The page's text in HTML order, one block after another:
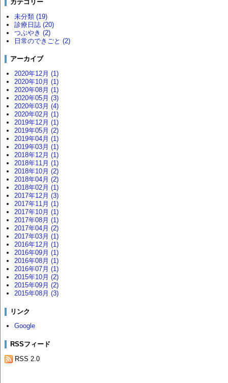
カテゴリー
未分類 (19)
診療日誌 (20)
つぶやき (2)
日常のできごと (2)
アーカイブ
2020年12月 (1)
2020年10月 (1)
2020年08月 (1)
2020年05月 (3)
2020年03月 (4)
2020年02月 (1)
2019年12月 (1)
2019年05月 (2)
2019年04月 (1)
2019年03月 (1)
2018年12月 (1)
2018年11月 (1)
2018年10月 (2)
2018年04月 (2)
2018年02月 (1)
2017年12月 (3)
2017年11月 (1)
2017年10月 (1)
2017年08月 (1)
2017年04月 (2)
2017年03月 (1)
2016年12月 (1)
2016年09月 (1)
2016年08月 (1)
2016年07月 (1)
2015年10月 (2)
2015年09月 (2)
2015年08月 (3)
リンク
Google
RSSフィード
RSS 2.0